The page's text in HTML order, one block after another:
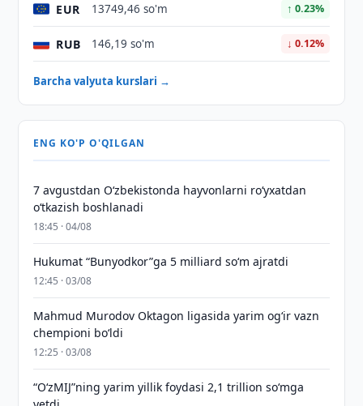
EUR 13749,46 so'm ↑ 0.23%
RUB 146,19 so'm ↓ 0.12%
Barcha valyuta kurslari →
ENG KO'P O'QILGAN
7 avgustdan O‘zbekistonda hayvonlarni ro‘yxatdan
o‘tkazish boshlanadi
18:45 · 04/08
Hukumat “Bunyodkor”ga 5 milliard so‘m ajratdi
12:45 · 03/08
Mahmud Murodov Oktagon ligasida yarim og‘ir vazn
chempioni bo‘ldi
12:25 · 03/08
“O‘zMIJ”ning yarim yillik foydasi 2,1 trillion so‘mga